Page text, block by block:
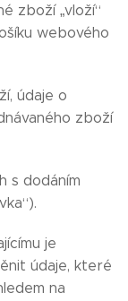
zboží „vloží“
webového
údaje o
zboží
s dodáním
je
údaje, které
na